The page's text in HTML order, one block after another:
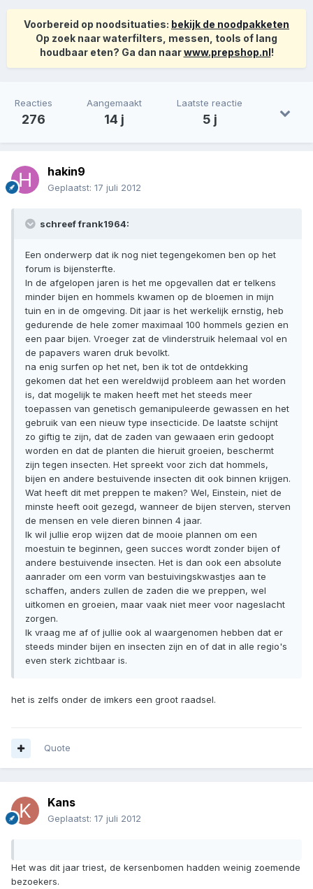
Voorbereid op noodsituaties: bekijk de noodpakketen
Op zoek naar waterfilters, messen, tools of lang
houdbaar eten? Ga dan naarwww.prepshop.nl!
Reacties
276
Aangemaakt
14 j
Laatste reactie
5 j
hakin9
Geplaatst: 17 juli 2012
schreef frank1964:
Een onderwerp dat ik nog niet tegengekomen ben op het
forum is bijensterfte.
In de afgelopen jaren is het me opgevallen dat er telkens
minder bijen en hommels kwamen op de bloemen in mijn
tuin en in de omgeving. Dit jaar is het werkelijk ernstig, heb
gedurende de hele zomer maximaal 100 hommels gezien en
een paar bijen. Vroeger zat de vlinderstruik helemaal vol en
de papavers waren druk bevolkt.
na enig surfen op het net, ben ik tot de ontdekking
gekomen dat het een wereldwijd probleem aan het worden
is, dat mogelijk te maken heeft met het steeds meer
toepassen van genetisch gemanipuleerde gewassen en het
gebruik van een nieuw type insecticide. De laatste schijnt
zo giftig te zijn, dat de zaden van gewaaen erin gedoopt
worden en dat de planten die hieruit groeien, beschermt
zijn tegen insecten. Het spreekt voor zich dat hommels,
bijen en andere bestuivende insecten dit ook binnen krijgen.
Wat heeft dit met preppen te maken? Wel, Einstein, niet de
minste heeft ooit gezegd, wanneer de bijen sterven, sterven
de mensen en vele dieren binnen 4 jaar.
Ik wil jullie erop wijzen dat de mooie plannen om een
moestuin te beginnen, geen succes wordt zonder bijen of
andere bestuivende insecten. Het is dan ook een absolute
aanrader om een vorm van bestuivingskwastjes aan te
schaffen, anders zullen de zaden die we preppen, wel
uitkomen en groeien, maar vaak niet meer voor nageslacht
zorgen.
Ik vraag me af of jullie ook al waargenomen hebben dat er
steeds minder bijen en insecten zijn en of dat in alle regio's
even sterk zichtbaar is.
het is zelfs onder de imkers een groot raadsel.
Quote
Kans
Geplaatst: 17 juli 2012
Het was dit jaar triest, de kersenbomen hadden weinig zoemende
bezoekers.